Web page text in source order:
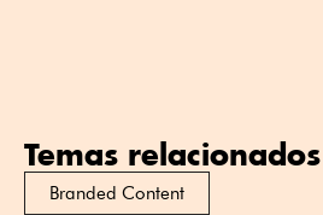
Temas relacionados
Branded Content